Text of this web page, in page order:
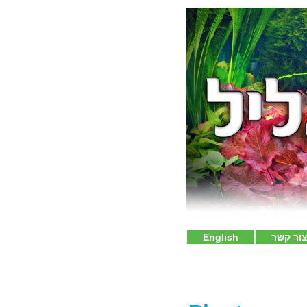
צור קשר English